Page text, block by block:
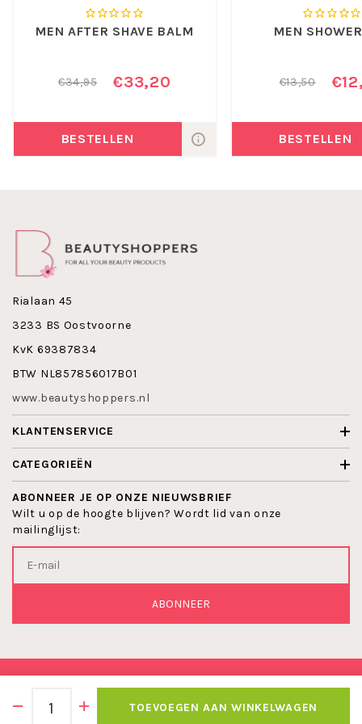
TOEVOEGEN AAN WINKELWAGEN
MEN AFTER SHAVE BALM
€34,95 €33,20
BESTELLEN
MEN
€13,50
BESTELLEN
Rialaan 45
3233 BS Oostvoorne
KvK 69387834
BTW NL857856017B01
www.beautyshoppers.nl
KLANTENSERVICE
CATEGORIEËN
ABONNEER JE OP ONZE NIEUWSBRIEF
Wilt u op de hoogte blijven? Wordt lid van onze
mailinglijst:
ABONNEER